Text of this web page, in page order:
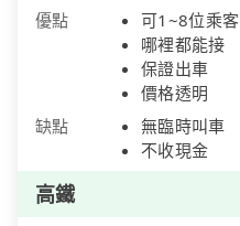
優點
可1~8位乘客
哪裡都能接
保證出車
價格透明
缺點
無臨時叫車
不收現金
高鐵